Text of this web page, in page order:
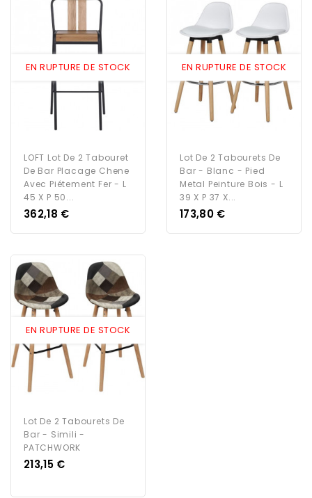
EN RUPTURE DE STOCK
LOFT Lot De 2 Tabouret
De Bar Placage Chene
Avec Piétement Fer - L
45 X P 50...
Prix
362,18 €
EN RUPTURE DE STOCK
Lot De 2 Tabourets De
Bar - Blanc - Pied
Metal Peinture Bois - L
39 X P 37 X...
Prix
173,80 €
EN RUPTURE DE STOCK
Lot De 2 Tabourets De
Bar - Simili -
PATCHWORK
Prix
213,15 €